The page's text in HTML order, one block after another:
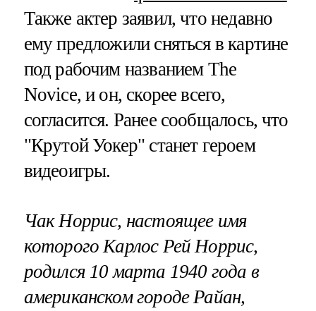
Также актер заявил, что недавно
ему предложили сняться в картине
под рабочим названием The
Novice, и он, скорее всего,
согласится. Ранее сообщалось, что
"Крутой Уокер" станет героем
видеоигры.
Чак Норрис, настоящее имя
которого Карлос Рей Норрис,
родился 10 марта 1940 года в
американском городе Райан,